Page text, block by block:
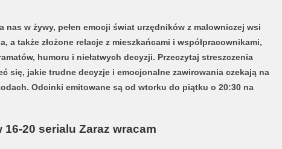
nas w żywy, pełen emocji świat urzędników z malowniczej wsi
a także złożone relacje z mieszkańcami i współpracownikami,
humoru i niełatwych decyzji. Przeczytaj streszczenia
się, jakie trudne decyzje i emocjonalne zawirowania czekają na
Odcinki emitowane są od wtorku do piątku o 20:30 na
20 serialu Zaraz wracam